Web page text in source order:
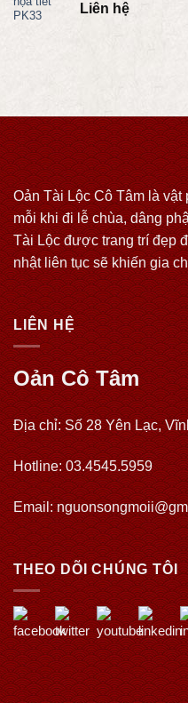
Liên hệ
Oản Tài Lộc Cô Tâm là vật
mỗi khi đi lễ chùa, dâng
Tài Lộc được trang trí đẹp
nhật liên tục sẽ khiến gia
LIÊN HỆ
Oản Cô Tâm
Địa chỉ: Số 28 Yên Lạc,
Hotline: 03.4545.5959
Email:
THEO DÕI CHÚNG TÔI